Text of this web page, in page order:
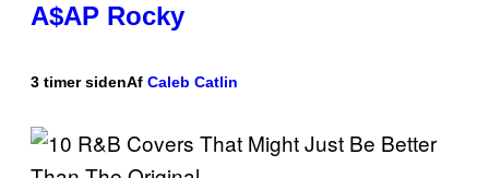
A$AP Rocky
3 timer sidenAf Caleb Catlin